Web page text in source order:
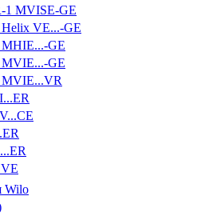
1 MVISE-GE
VE...-GE
GE
MVIE...-GE
MVIE...VR
Wilo